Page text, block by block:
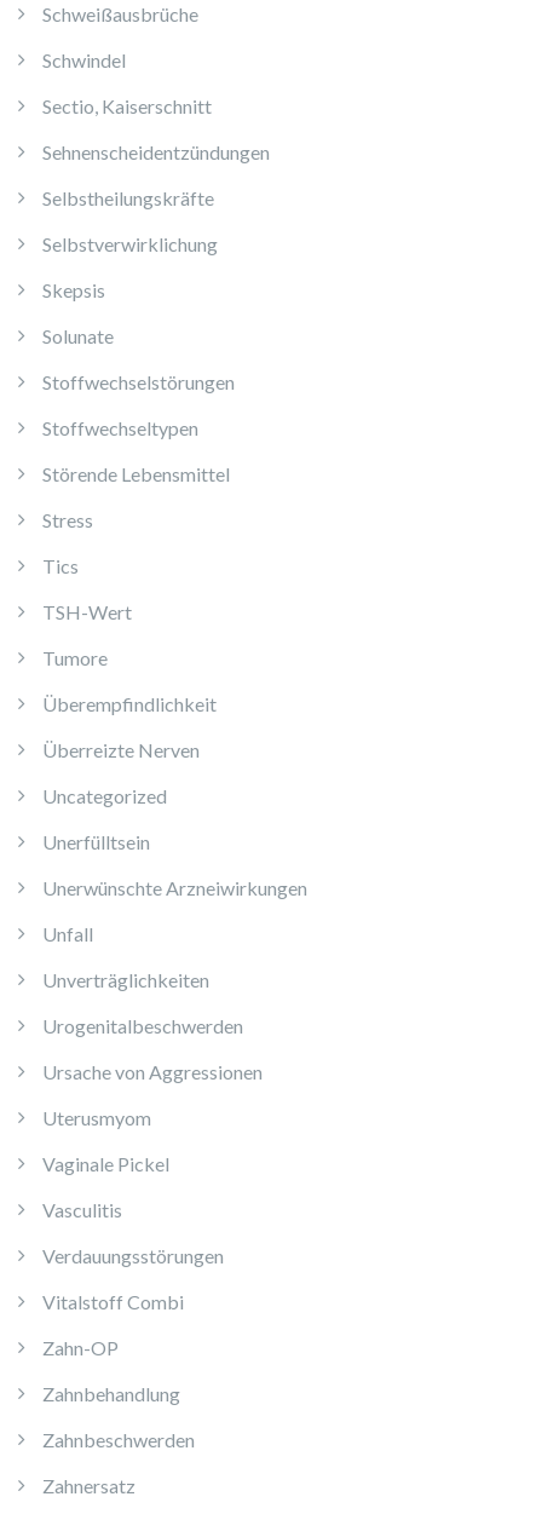
Schweißausbrüche
Schwindel
Sectio, Kaiserschnitt
Sehnenscheidentzündungen
Selbstheilungskräfte
Selbstverwirklichung
Skepsis
Solunate
Stoffwechselstörungen
Stoffwechseltypen
Störende Lebensmittel
Stress
Tics
TSH-Wert
Tumore
Überempfindlichkeit
Überreizte Nerven
Uncategorized
Unerfülltsein
Unerwünschte Arzneiwirkungen
Unfall
Unverträglichkeiten
Urogenitalbeschwerden
Ursache von Aggressionen
Uterusmyom
Vaginale Pickel
Vasculitis
Verdauungsstörungen
Vitalstoff Combi
Zahn-OP
Zahnbehandlung
Zahnbeschwerden
Zahnersatz